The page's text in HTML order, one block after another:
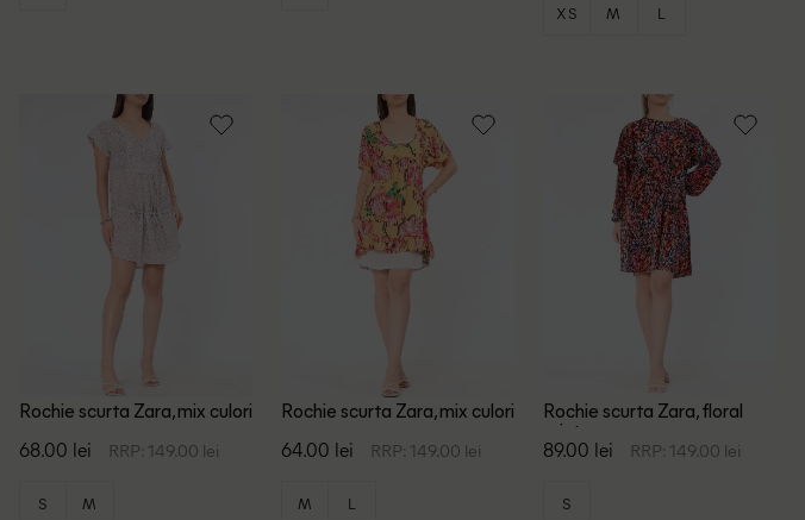
XS M L
Rochie scurta Zara, mix culori
68.00 lei RRP: 149.00 lei
S M
Rochie scurta Zara, mix culori
64.00 lei RRP: 149.00 lei
M L
Rochie scurta Zara, floral
print
89.00 lei RRP: 149.00 lei
S